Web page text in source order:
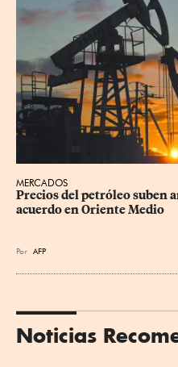
MERCADOS
Precios del petróleo suben
acuerdo en Oriente Medio
Por AFP
Noticias